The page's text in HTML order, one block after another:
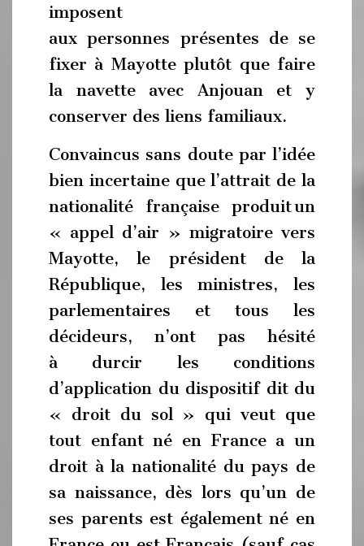
imposent
aux personnes présentes de se
fixer à Mayotte plutôt que faire
la navette avec Anjouan et y
conserver des liens familiaux.
Convaincus sans doute par l’idée
bien incertaine que l’attrait de la
nationalité française produit un
« appel d’air » migratoire vers
Mayotte, le président de la
République, les ministres, les
parlementaires et tous les
décideurs, n’ont pas hésité
à durcir les conditions
d’application du dispositif dit du
« droit du sol » qui veut que
tout enfant né en France a un
droit à la nationalité du pays de
sa naissance, dès lors qu’un de
ses parents est également né en